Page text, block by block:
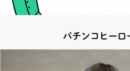
パチンコヒーロ